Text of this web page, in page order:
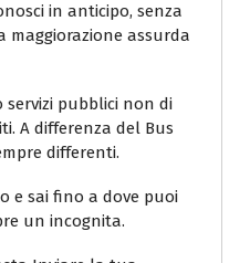
in anticipo, senza
maggiorazione assurda
servizi pubblici non di
A differenza del Bus
differenti.
e sai fino a dove puoi
un incognita.